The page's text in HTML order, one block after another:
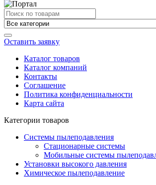
Search
for:
Оставить заявку
Каталог товаров
Каталог компаний
Контакты
Соглашение
Политика конфиденциальности
Карта сайта
Категории товаров
Системы пылеподавления
Стационарные системы
Мобильные системы
Установки высокого давления
Химическое пылеподавление